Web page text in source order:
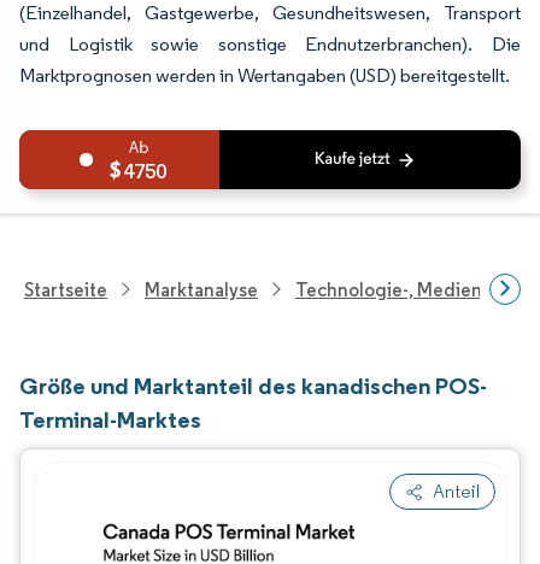
(Einzelhandel, Gastgewerbe, Gesundheitswesen, Transport
und Logistik sowie sonstige Endnutzerbranchen). Die
Marktprognosen werden in Wertangaben (USD) bereitgestellt.
4750
Startseite Marktanalyse Technologie-, Medien- Und
Größe und Marktanteil des kanadischen POS-
Terminal-Marktes
Anteil